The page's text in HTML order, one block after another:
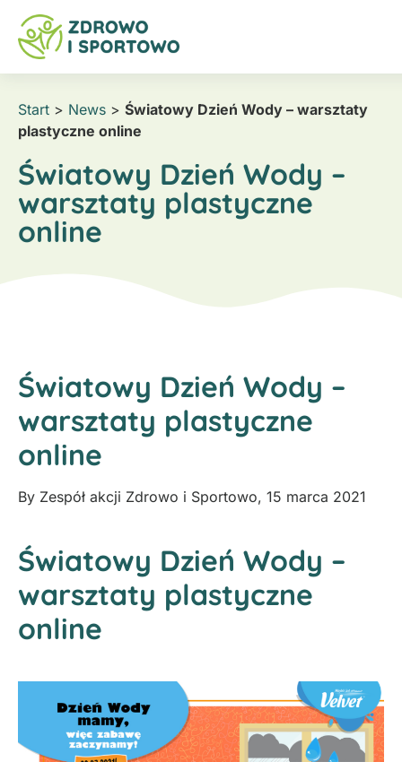
Start > News > Światowy Dzień Wody – warsztaty
plastyczne online
Światowy Dzień Wody –
warsztaty plastyczne
online
Światowy Dzień Wody –
warsztaty plastyczne
online
By Zespół akcji Zdrowo i Sportowo, 15 marca 2021
Światowy Dzień Wody –
warsztaty plastyczne
online